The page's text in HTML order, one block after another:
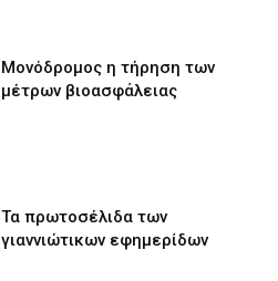
Μονόδρομος η τήρηση των
μέτρων βιοασφάλειας
Τα πρωτοσέλιδα των
γιαννιώτικων εφημερίδων